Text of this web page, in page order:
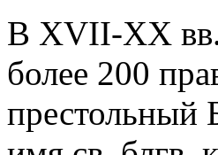
В XVII-XX вв.
более 200
престольный